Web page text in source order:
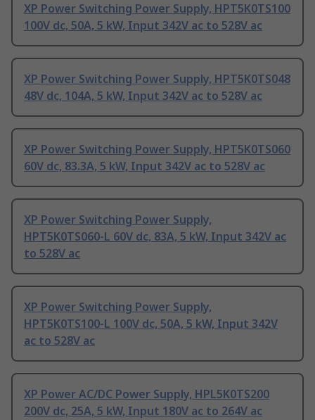
XP Power Switching Power Supply, HPT5K0TS100
100V dc, 50A, 5 kW, Input 342V ac to 528V ac
XP Power Switching Power Supply, HPT5K0TS048
48V dc, 104A, 5 kW, Input 342V ac to 528V ac
XP Power Switching Power Supply, HPT5K0TS060
60V dc, 83.3A, 5 kW, Input 342V ac to 528V ac
XP Power Switching Power Supply,
HPT5K0TS060-L 60V dc, 83A, 5 kW, Input 342V ac
to 528V ac
XP Power Switching Power Supply,
HPT5K0TS100-L 100V dc, 50A, 5 kW, Input 342V
ac to 528V ac
XP Power AC/DC Power Supply, HPL5K0TS200
200V dc, 25A, 5 kW, Input 180V ac to 264V ac